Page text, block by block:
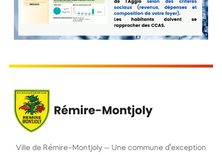
Ville de Rémire-Montjoly — Une commune d’exception